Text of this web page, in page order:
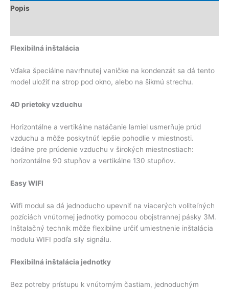
Popis
Flexibilná inštalácia
Vďaka špeciálne navrhnutej vaničke na kondenzát sa dá tento
model uložiť na strop pod okno, alebo na šikmú strechu.
4D prietoky vzduchu
Horizontálne a vertikálne natáčanie lamiel usmerňuje prúd
vzduchu a môže poskytnúť lepšie pohodlie v miestnosti.
Ideálne pre prúdenie vzduchu v širokých miestnostiach:
horizontálne 90 stupňov a vertikálne 130 stupňov.
Easy WIFI
Wifi modul sa dá jednoducho upevniť na viacerých voliteľných
pozíciách vnútornej jednotky pomocou obojstrannej pásky 3M.
Inštalačný technik môže flexibilne určiť umiestnenie inštalácia
modulu WIFI podľa sily signálu.
Flexibilná inštalácia jednotky
Bez potreby prístupu k vnútorným častiam, jednoduchým